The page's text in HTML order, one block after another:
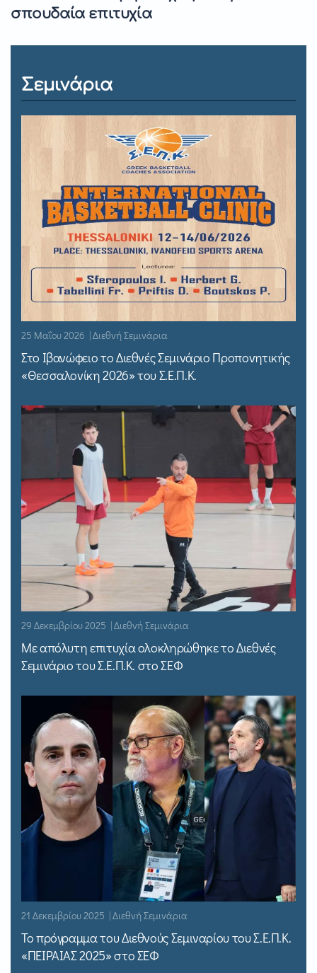
σπουδαία επιτυχία
Σεμινάρια
25 Μαΐου 2026 | Διεθνή Σεμινάρια
Στο Ιβανώφειο το Διεθνές Σεμινάριο Προπονητικής
«Θεσσαλονίκη 2026» του Σ.Ε.Π.Κ.
29 Δεκεμβρίου 2025 | Διεθνή Σεμινάρια
Με απόλυτη επιτυχία ολοκληρώθηκε το Διεθνές
Σεμινάριο του Σ.Ε.Π.Κ. στο ΣΕΦ
21 Δεκεμβρίου 2025 | Διεθνή Σεμινάρια
Το πρόγραμμα του Διεθνούς Σεμιναρίου του Σ.Ε.Π.Κ.
«ΠΕΙΡΑΙΑΣ 2025» στο ΣΕΦ